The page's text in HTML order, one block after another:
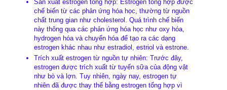
Sản xuất estrogen tổng hợp: Estrogen tổng hợp được
chế biến từ các phản ứng hóa học, thường từ nguồn
chất trung gian như cholesterol. Quá trình chế biến
này thông qua các phản ứng hóa học như oxy hóa,
hydrogen hóa và chuyển hóa để tạo ra các dạng
estrogen khác nhau như estradiol, estriol và estrone.
Trích xuất estrogen từ nguồn tự nhiên: Trước đây,
estrogen được trích xuất từ tuyến sữa của động vật
như bò và lợn. Tuy nhiên, ngày nay, estrogen tự
nhiên đã được thay thế bằng estrogen tổng hợp vì